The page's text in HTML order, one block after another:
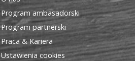
Program ambasadorski
Program partnerski
Praca & Kariera
Ustawienia cookies